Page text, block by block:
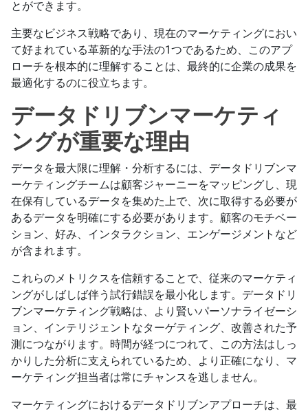
とができます。
主要なビジネス戦略であり、現在のマーケティングにおい
て好まれている革新的な手法の1つであるため、このアプ
ローチを根本的に理解することは、最終的に企業の成果を
最適化するのに役立ちます。
データドリブンマーケティ
ングが重要な理由
データを最大限に理解・分析するには、データドリブンマ
ーケティングチームは顧客ジャーニーをマッピングし、現
在保有しているデータを集めた上で、次に取得する必要が
あるデータを明確にする必要があります。顧客のモチベー
ション、好み、インタラクション、エンゲージメントなど
が含まれます。
これらのメトリクスを信頼することで、従来のマーケティ
ングがしばしば伴う試行錯誤を最小化します。データドリ
ブンマーケティング戦略は、より賢いパーソナライゼーシ
ョン、インテリジェントなターゲティング、改善された予
測につながります。時間が経つにつれて、この方法はしっ
かりした分析に支えられているため、より正確になり、マ
ーケティング担当者は常にチャンスを逃しません。
マーケティングにおけるデータドリブンアプローチは、最